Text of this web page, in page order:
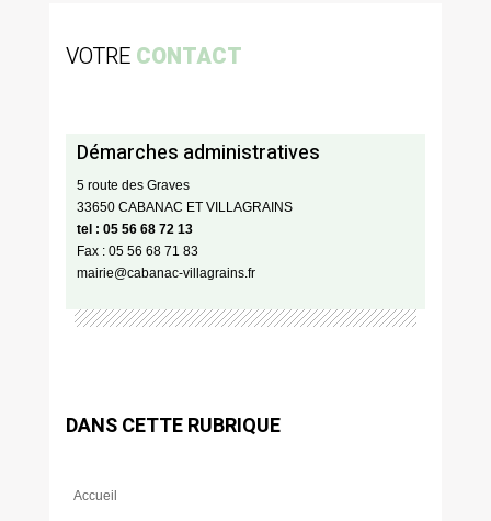
VOTRE CONTACT
Démarches administratives
5 route des Graves
33650 CABANAC ET VILLAGRAINS
tel : 05 56 68 72 13
Fax : 05 56 68 71 83
mairie@cabanac-villagrains.fr
DANS CETTE RUBRIQUE
Accueil